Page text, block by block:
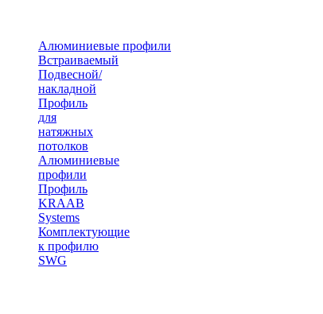
Алюминиевые профили
Встраиваемый
Подвесной/
накладной
Профиль
для
натяжных
потолков
Алюминиевые
профили
Профиль
KRAAB
Systems
Комплектующие
к профилю
SWG